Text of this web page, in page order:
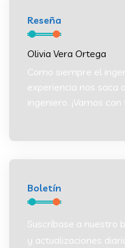
Reseña
Olivia Vera Ortega
Como siempre el
experiencia nos saca
ingeniero. ¡Vamos con
Boletín
Suscríbase a nuestro
y actualizaciones